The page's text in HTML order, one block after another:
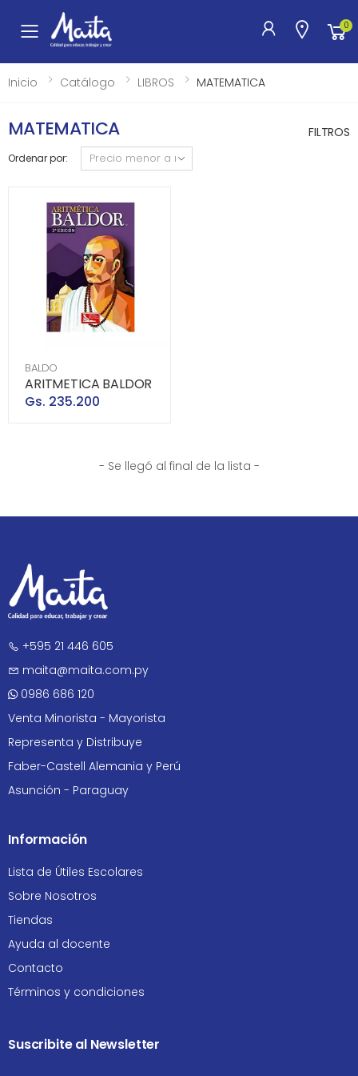
Toggle mobile menu 0
Inicio Catálogo LIBROS MATEMATICA
MATEMATICA FILTROS
Ordenar por:
BALDO
ARITMETICA BALDOR
Gs. 235.200
- Se llegó al final de la lista -
+595 21 446 605
maita@maita.com.py
0986 686 120
Venta Minorista - Mayorista
Representa y Distribuye
Faber-Castell Alemania y Perú
Asunción - Paraguay
Información
Lista de Útiles Escolares
Sobre Nosotros
Tiendas
Ayuda al docente
Contacto
Términos y condiciones
Suscribite al Newsletter